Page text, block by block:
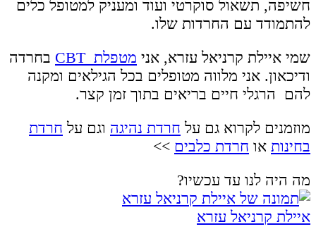
חשיפה, תשאול סוקרטי ועוד ומעניק למטופל כלים
להתמודד עם החרדות שלו.
שמי איילת קרניאל עזרא, אני מטפלת CBT
בחרדה
ודיכאון. אני מלווה מטופלים בכל הגילאים ומקנה
להם הרגלי חיים בריאים בתוך זמן קצר.
מוזמנים לקרוא גם על חרדת נהיגה וגם על חרדת
בחינות או חרדת כלבים >>
מה היה לנו עד עכשיו?
איילת קרניאל עזרא